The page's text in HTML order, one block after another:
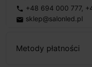
phone +48 694 000 777,
email sklep@salonled.pl
Metody płatności